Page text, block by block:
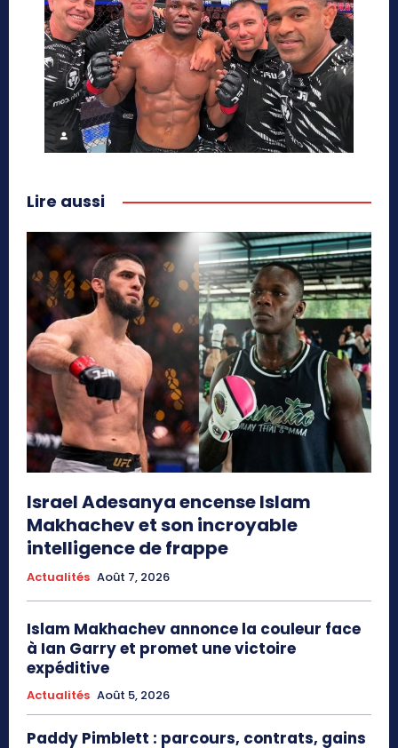
Lire aussi
Israel Adesanya encense Islam
Makhachev et son incroyable
intelligence de frappe
Actualités Août 7, 2026
Islam Makhachev annonce la couleur face
à Ian Garry et promet une victoire
expéditive
Actualités Août 5, 2026
Paddy Pimblett : parcours, contrats, gains